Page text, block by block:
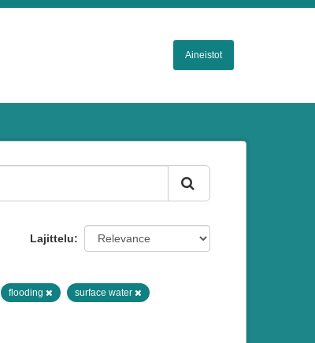
Aineistot
Lajittelu
flooding surface water